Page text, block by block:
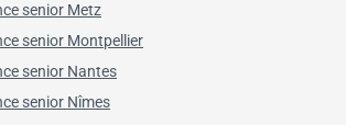
senior Metz
senior Montpellier
senior Nantes
senior Nîmes